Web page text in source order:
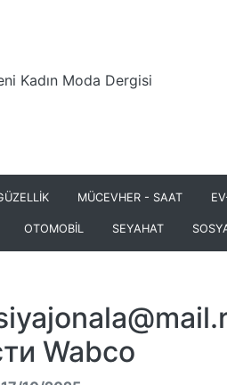
Kadın Moda Dergisi
MÜCEVHER - SAAT
OTOMOBİL SEYAHAT
Wabco